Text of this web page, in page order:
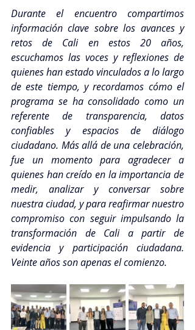
Durante el encuentro compartimos
información clave sobre los avances y
retos de Cali en estos 20 años,
escuchamos las voces y reflexiones de
quienes han estado vinculados a lo largo
de este tiempo, y recordamos cómo el
programa se ha consolidado como un
referente de transparencia, datos
confiables y espacios de diálogo
ciudadano. Más allá de una celebración,
fue un momento para agradecer a
quienes han creído en la importancia de
medir, analizar y conversar sobre
nuestra ciudad, y para reafirmar nuestro
compromiso con seguir impulsando la
transformación de Cali a partir de
evidencia y participación ciudadana.
Veinte años son apenas el comienzo.